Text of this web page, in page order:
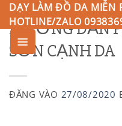
Bỏ
qua
nội
DẠY LÀM ĐỒ DA MIỄN
HOTLINE/ZALO
HƯỚNG DẪN
SƠN CẠNH DA
ĐĂNG VÀO 27/08/2020